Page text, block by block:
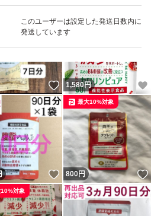
このユーザーは設定した発送日数内に
発送しています
いいね！
1,580円
いいね！
800円
最大10%対象
対象